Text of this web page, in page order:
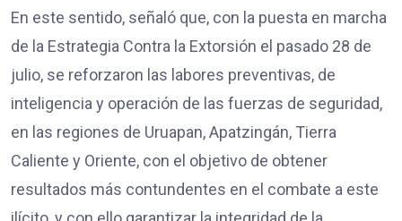
En este sentido, señaló que, con la puesta en marcha
de la Estrategia Contra la Extorsión el pasado 28 de
julio, se reforzaron las labores preventivas, de
inteligencia y operación de las fuerzas de seguridad,
en las regiones de Uruapan, Apatzingán, Tierra
Caliente y Oriente, con el objetivo de obtener
resultados más contundentes en el combate a este